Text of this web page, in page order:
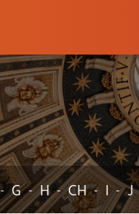
- G - H - CH - I - J